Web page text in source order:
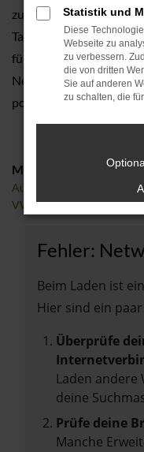
zu
Tageszulassung trägt
für exakt einen Tag. Auf
Neuwagen rein formell
positiv auf den Preis aus.
Marken
Audi
VW
Fehler:
Beim Laden ist
Hier sind ein
Überprüfe
Laden andere
deine
Prüfe deine
Manche
Statistik und
Diese
Webseite zu
zu verbessern.
die von dritten
Sie auf anderen
zu schalten, die